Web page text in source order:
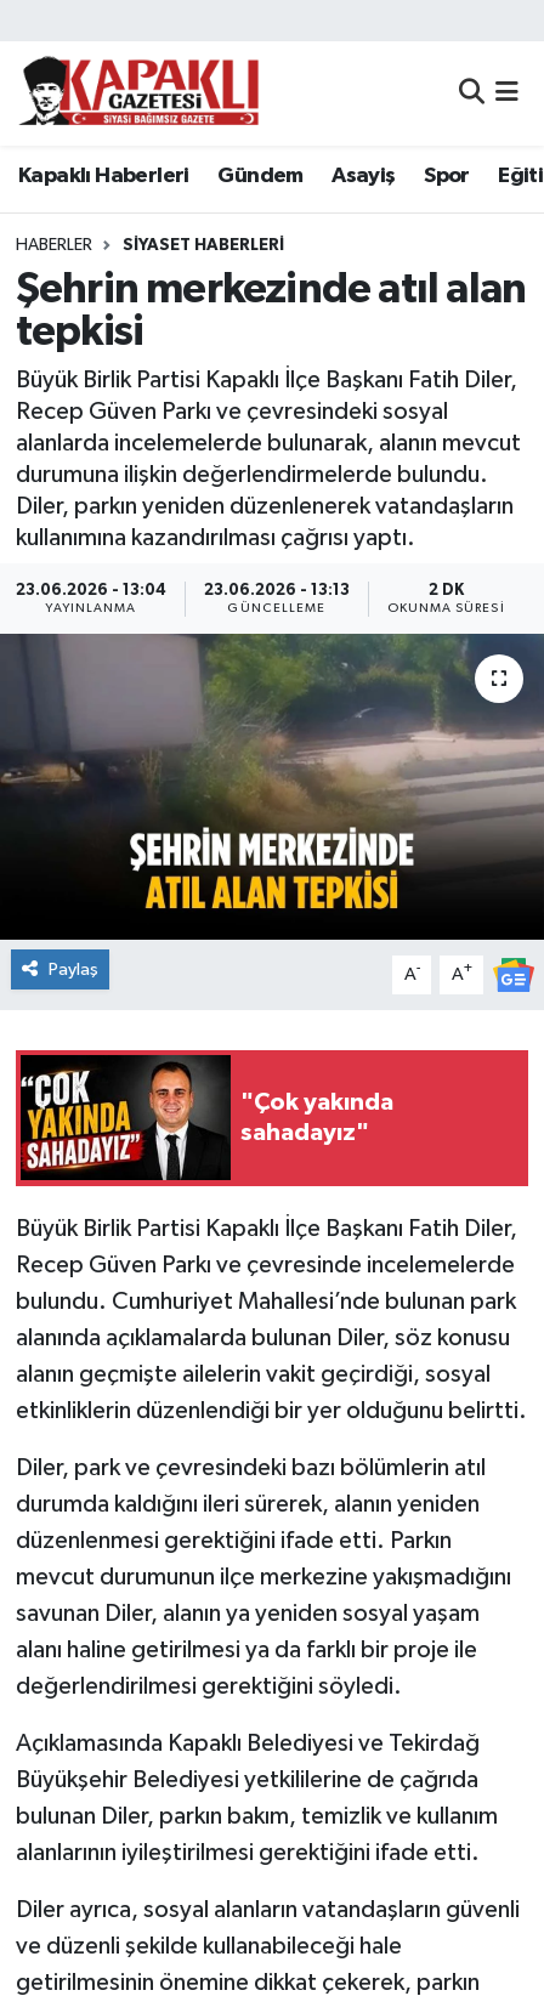
Kapaklı Haberleri Gündem Asayiş Spor
HABERLER SIYASET HABERLERI
Şehrin merkezinde atıl alan
tepkisi
Büyük Birlik Partisi Kapaklı İlçe Başkanı Fatih Diler,
Recep Güven Parkı ve çevresindeki sosyal
alanlarda incelemelerde bulunarak, alanın mevcut
durumuna ilişkin değerlendirmelerde bulundu.
Diler, parkın yeniden düzenlenerek vatandaşların
kullanımına kazandırılması çağrısı yaptı.
23.06.2026 - 13:04
YAYINLANMA
23.06.2026 - 13:13
GÜNCELLEME
2 DK
OKUNMA SÜRESI
Paylaş A- A+
"Çok yakında
sahadayız"
Büyük Birlik Partisi Kapaklı İlçe Başkanı Fatih Diler,
Recep Güven Parkı ve çevresinde incelemelerde
bulundu. Cumhuriyet Mahallesi’nde bulunan park
alanında açıklamalarda bulunan Diler, söz konusu
alanın geçmişte ailelerin vakit geçirdiği, sosyal
etkinliklerin düzenlendiği bir yer olduğunu belirtti.
Diler, park ve çevresindeki bazı bölümlerin atıl
durumda kaldığını ileri sürerek, alanın yeniden
düzenlenmesi gerektiğini ifade etti. Parkın
mevcut durumunun ilçe merkezine yakışmadığını
savunan Diler, alanın ya yeniden sosyal yaşam
alanı haline getirilmesi ya da farklı bir proje ile
değerlendirilmesi gerektiğini söyledi.
Açıklamasında Kapaklı Belediyesi ve Tekirdağ
Büyükşehir Belediyesi yetkililerine de çağrıda
bulunan Diler, parkın bakım, temizlik ve kullanım
alanlarının iyileştirilmesi gerektiğini ifade etti.
Diler ayrıca, sosyal alanların vatandaşların güvenli
ve düzenli şekilde kullanabileceği hale
getirilmesinin önemine dikkat çekerek, parkın
Kapaklı Haberleri
Asayiş
Spor
Eğitim
Siyaset
Resmi Reklamlar
Tekirdağ
Ekonomi
Yaşam
Tekirdağ Nöbetçi Eczaneler
Tekirdağ Namaz Vakitleri
Tekirdağ Trafik Yoğunluk Haritası
Süper Lig Puan Durumu ve Fikstür
Tüm Manşetler
Son Dakika Haberleri
Haber Arşivi